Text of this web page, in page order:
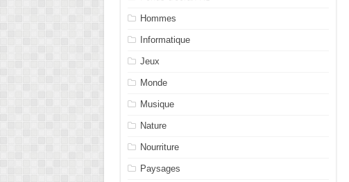
Hommes
Informatique
Jeux
Monde
Musique
Nature
Nourriture
Paysages